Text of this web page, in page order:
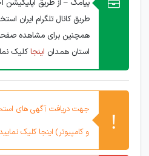
پیامک – از طریق اپلیکیشن
طریق کانال تلگرام ایران
همچنین برای مشاهده
استان همدان اینجاکلیک
جهت دریافت آگهی های
و کامپیوتر) اینجا کلیک